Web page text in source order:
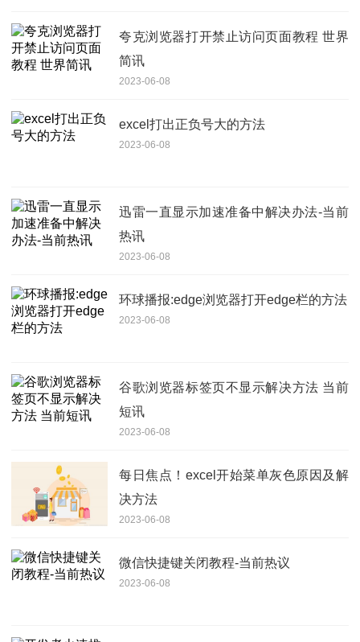
夸克浏览器打开禁止访问页面教程 世界
简讯
2023-06-08
excel打出正负号大的方法
2023-06-08
迅雷一直显示加速准备中解决办法-当前
热讯
2023-06-08
环球播报:edge浏览器打开edge栏的方法
2023-06-08
谷歌浏览器标签页不显示解决方法 当前
短讯
2023-06-08
每日焦点！excel开始菜单灰色原因及解
决方法
2023-06-08
微信快捷键关闭教程-当前热议
2023-06-08